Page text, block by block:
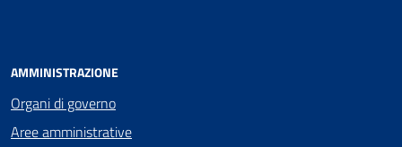
AMMINISTRAZIONE
Organi di governo
Aree amministrative